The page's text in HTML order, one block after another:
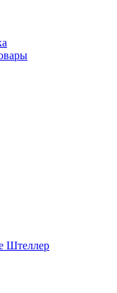
Штеллер